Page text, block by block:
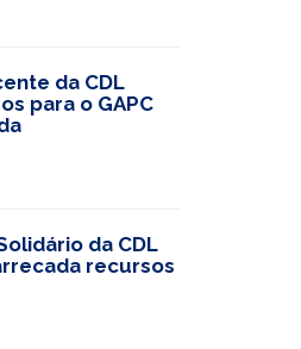
da CDL
para o GAPC
da CDL
recursos